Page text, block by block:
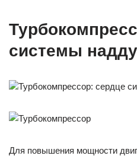
системы
Турбокомпрессор: сердце
Для повышения мощности